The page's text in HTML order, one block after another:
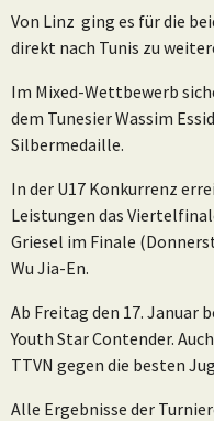
Von Linz ging es für die
direkt nach Tunis zu
Im Mixed-Wettbewerb
dem Tunesier Wassim
Silbermedaille.
In der U17 Konkurrenz
Leistungen das
Griesel im Finale
Wu Jia-En.
Ab Freitag den 17. Januar
Youth Star Contender.
TTVN gegen die besten
Alle Ergebnisse der